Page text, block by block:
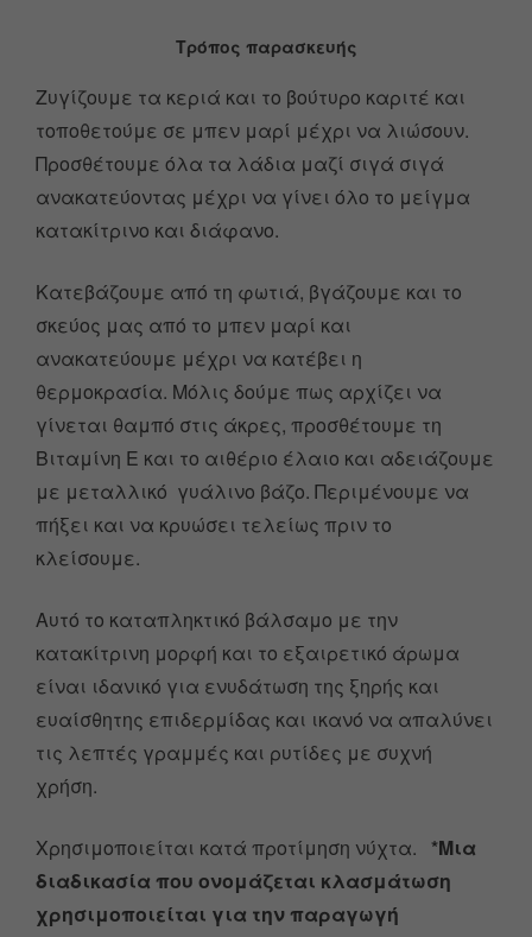
Τρόπος παρασκευής
Ζυγίζουμε τα κεριά και το βούτυρο καριτέ και
τοποθετούμε σε μπεν μαρί μέχρι να λιώσουν.
Προσθέτουμε όλα τα λάδια μαζί σιγά σιγά
ανακατεύοντας μέχρι να γίνει όλο το μείγμα
κατακίτρινο και διάφανο.
Κατεβάζουμε από τη φωτιά, βγάζουμε και το
σκεύος μας από το μπεν μαρί και
ανακατεύουμε μέχρι να κατέβει η
θερμοκρασία. Μόλις δούμε πως αρχίζει να
γίνεται θαμπό στις άκρες, προσθέτουμε τη
Βιταμίνη Ε και το αιθέριο έλαιο και αδειάζουμε
με μεταλλικό γυάλινο βάζο. Περιμένουμε να
πήξει και να κρυώσει τελείως πριν το
κλείσουμε.
Αυτό το καταπληκτικό βάλσαμο με την
κατακίτρινη μορφή και το εξαιρετικό άρωμα
είναι ιδανικό για ενυδάτωση της ξηρής και
ευαίσθητης επιδερμίδας και ικανό να απαλύνει
τις λεπτές γραμμές και ρυτίδες με συχνή
χρήση.
Χρησιμοποιείται κατά προτίμηση νύχτα. *Μια
διαδικασία που ονομάζεται κλασμάτωση
χρησιμοποιείται για την παραγωγή